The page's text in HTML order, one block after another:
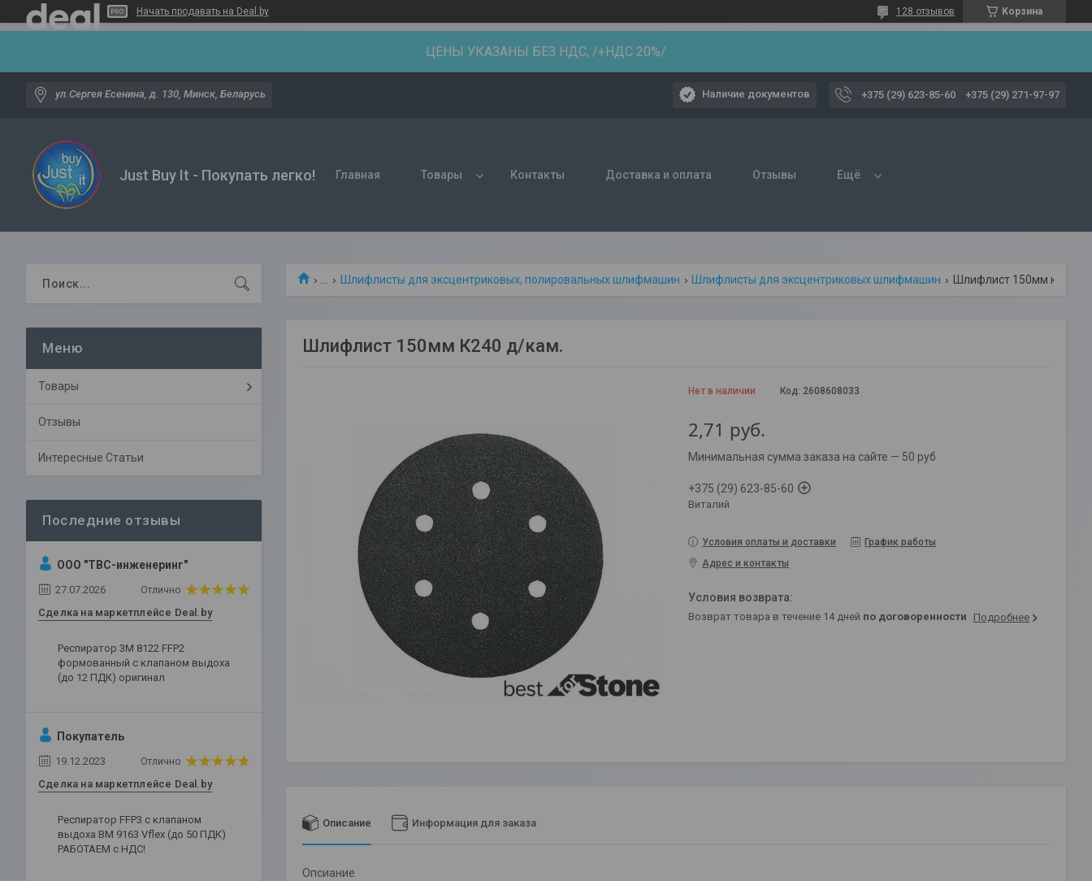
Начать продавать на Deal.by Корзина
128 отзывов
ЦЕНЫ УКАЗАНЫ БЕЗ НДС, /+НДС 20%/
ул.Сергея Есенина, д. 130, Минск, Беларусь Наличие документов +375 (29) 623-85-60 +375 (29) 271-97-97
Just Buy It - Покупать легко! Главная Товары Контакты Доставка и оплата Отзывы Ещё
Шлифлисты для эксцентриковых, полировальных шлифмашин Шлифлисты для эксцентриковых шлифмашин
Шлифлист 150мм К240 д/кам.
Нет в наличии Код: 2608608033
2,71 руб.
Минимальная сумма заказа на сайте — 50 руб
+375 (29) 623-85-60
Виталий
Условия оплаты и доставки
График работы
Адрес и контакты
возврат товара в течение 14 дней по договоренности Подробнее
Описание Информация для заказа
Опсиание
Товары
Отзывы
Интересные Статьи
ООО "ТВС-инженеринг"
27.07.2026 Отлично
Сделка на маркетплейсе Deal.by
Респиратор 3М 8122 FFP2
формованный с клапаном выдоха
(до 12 ПДК) оригинал
Покупатель
19.12.2023 Отлично
Сделка на маркетплейсе Deal.by
Респиратор FFP3 c клапаном
выдоха ВМ 9163 Vflex (до 50 ПДК)
РАБОТАЕМ с НДС!